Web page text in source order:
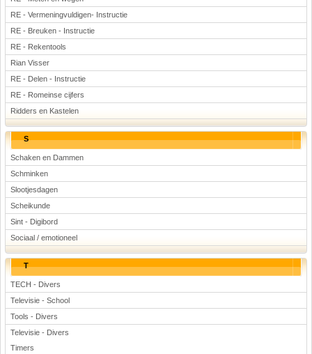
RE - Vermeningvuldigen- Instructie
RE - Breuken - Instructie
RE - Rekentools
Rian Visser
RE - Delen - Instructie
RE - Romeinse cijfers
Ridders en Kastelen
S
Schaken en Dammen
Schminken
Slootjesdagen
Scheikunde
Sint - Digibord
Sociaal / emotioneel
T
TECH - Divers
Televisie - School
Tools - Divers
Televisie - Divers
Timers